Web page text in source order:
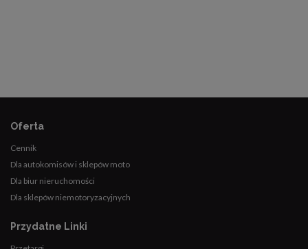
Oferta
Cennik
Dla autokomisów i sklepów moto
Dla biur nieruchomości
Dla sklepów niemotoryzacyjnych
Przydatne Linki